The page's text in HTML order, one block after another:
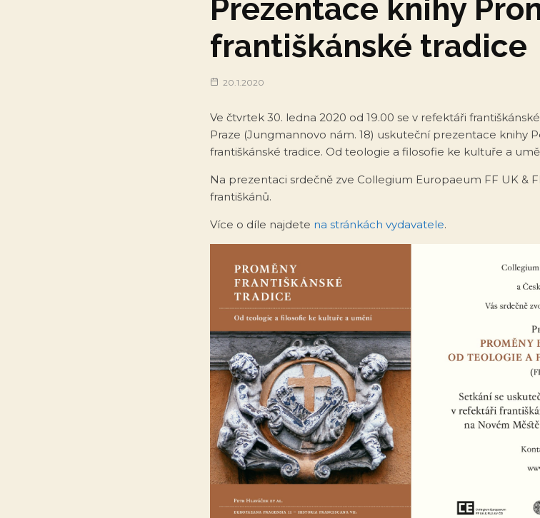
Prezentace knihy
františkánské tradice
20.1.2020
Ve čtvrtek 30. ledna 2020 od 19.00 se v refektáři
Praze (Jungmannovo nám. 18) uskuteční prezentace knihy
františkánské tradice. Od teologie a filosofie ke kultuře a
Na prezentaci srdečně zve Collegium Europaeum FF UK &
františkánů.
Více o díle najdete na stránkách vydavatele.